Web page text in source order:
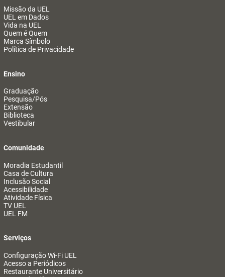
Missão da UEL
UEL em Dados
Vida na UEL
Quem é Quem
Marca Símbolo
Política de Privacidade
Ensino
Graduação
Pesquisa/Pós
Extensão
Biblioteca
Vestibular
Comunidade
Moradia Estudantil
Casa de Cultura
Inclusão Social
Acessibilidade
Atividade Física
TV UEL
UEL FM
Serviços
Configuração Wi-Fi UEL
Acesso a Periódicos
Restaurante Universitário